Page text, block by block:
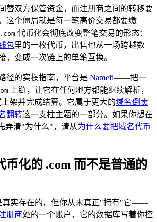
替双方保管资金，而注册商之间的转移要
这个僵局就是每一笔高价交易都要缴
.com 代币化会彻底改变整笔交易的形态：
包里的一枚代币，出售也从一场跨越数
，变成一次链上的单笔互换。
径的实操指南，平台是 Namefi——把一
上链，让它在任何地方都能继续解析，
上架并完成结算。它属于更大的域名倒卖
翻转这一支柱主题的一部分。如果你想在
弄清"为什么"，请从为什么要把域名代币
币化的 .com 而不是普通的
真实存在的，但你从未真正"持有"它——
册商处的一个账户，它的数据库写着你控